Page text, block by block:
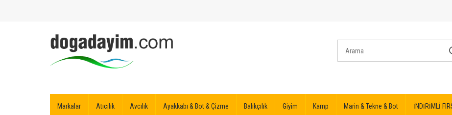
Markalar Atıcılık Avcılık Ayakkabı & Bot & Çizme Balıkçılık Giyim Kamp Marin & Tekne & Bot İNDİRİMLİ